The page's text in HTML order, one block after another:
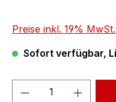
Preise inkl. 19%
Sofort verfügbar,
Produkt